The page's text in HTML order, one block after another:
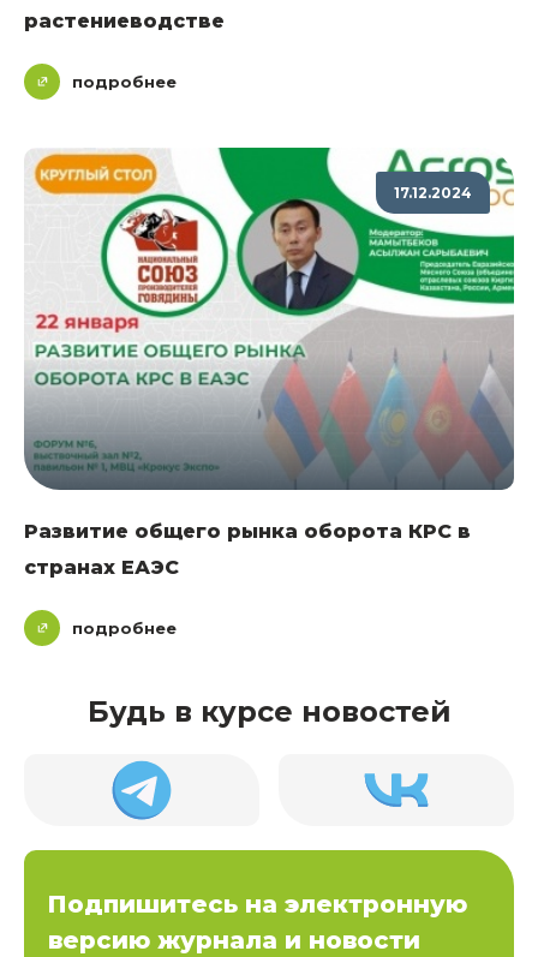
растениеводстве
подробнее
17.12.2024
Развитие общего рынка оборота КРС в
странах ЕАЭС
подробнее
Будь в курсе новостей
Подпишитесь на электронную
версию журнала и новости